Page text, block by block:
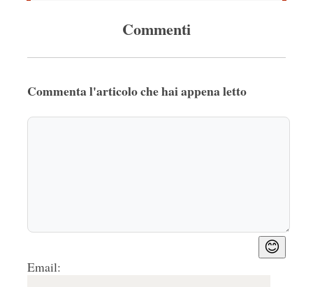
Commenti
Commenta l'articolo che hai appena letto
😊
Email: